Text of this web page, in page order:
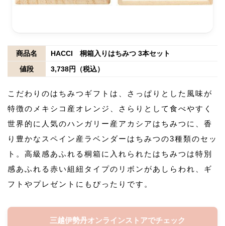
商品名
HACCI 桐箱入りはちみつ 3本セット
値段
3,738円（税込）
こだわりのはちみつギフトは、さっぱりとした風味が
特徴のメキシコ産オレンジ、さらりとして食べやすく
世界的に人気のハンガリー産アカシアはちみつに、香
り豊かなスペイン産ラベンダーはちみつの3種類のセッ
ト。高級感あふれる桐箱に入れられたはちみつは特別
感あふれる赤い組紐タイプのリボンがあしらわれ、ギ
フトやプレゼントにもぴったりです。
三越伊勢丹オンラインストアでチェック